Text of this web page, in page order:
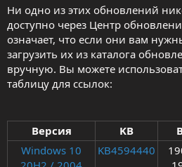
Ни одно из этих обновлений
доступно через Центр
означает, что если они вам
загрузить их из каталога
вручную. Вы можете
таблицу для ссылок:
Версия KB
Windows 10
KB4594440